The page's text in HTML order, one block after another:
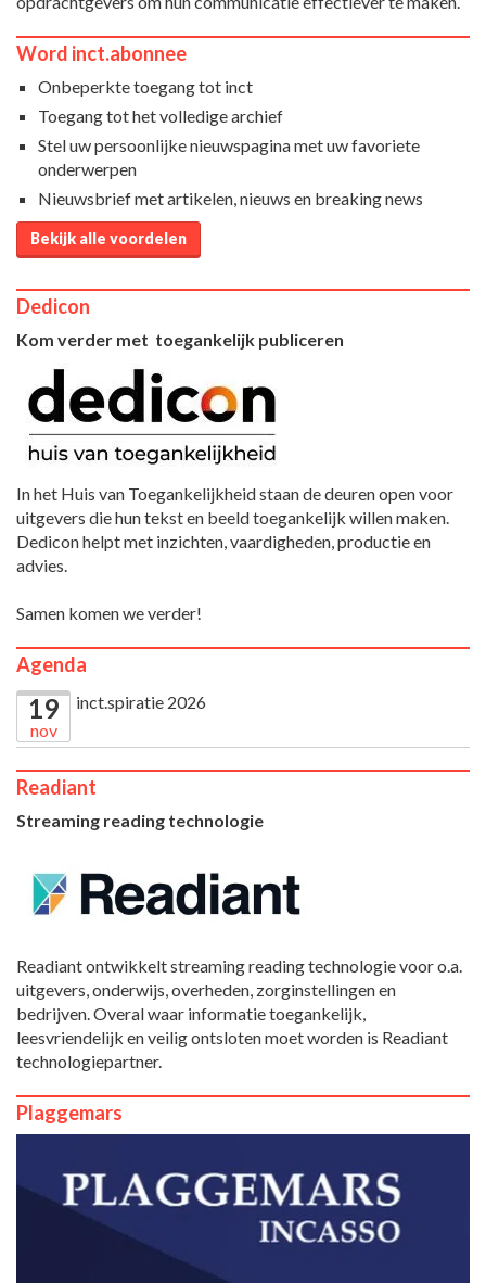
Word inct.abonnee
Onbeperkte toegang tot inct
Toegang tot het volledige archief
Stel uw persoonlijke nieuwspagina met uw favoriete
onderwerpen
Nieuwsbrief met artikelen, nieuws en breaking news
Bekijk alle voordelen
Dedicon
Kom verder met toegankelijk publiceren
In het Huis van Toegankelijkheid staan de deuren open voor
uitgevers die hun tekst en beeld toegankelijk willen maken.
Dedicon helpt met inzichten, vaardigheden, productie en
advies.
Samen komen we verder!
Agenda
19
nov
inct.spiratie 2026
Readiant
Streaming reading technologie
Readiant ontwikkelt streaming reading technologie voor o.a.
uitgevers, onderwijs, overheden, zorginstellingen en
bedrijven. Overal waar informatie toegankelijk,
leesvriendelijk en veilig ontsloten moet worden is Readiant
technologiepartner.
Plaggemars